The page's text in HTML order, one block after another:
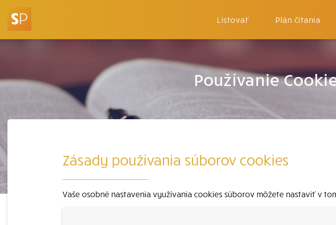
Listovať Plán čítania
Používanie
Zásady používania súborov cookies
Vaše osobné nastavenia využívania cookies súborov môžete nastaviť v